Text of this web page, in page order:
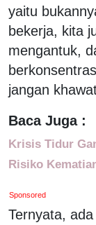
yaitu
bekerja, kita
mengantuk,
jangan
Baca Juga :
Krisis Tidur
Risiko
Sponsored
Ternyata,